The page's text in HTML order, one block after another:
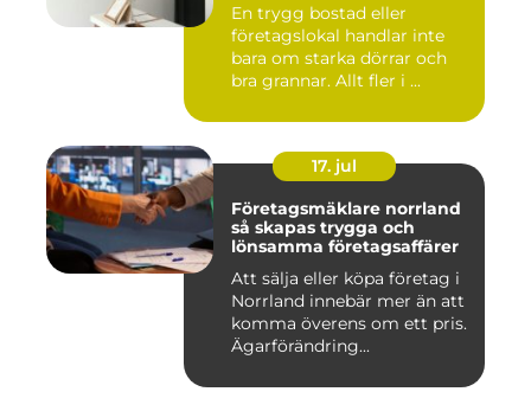
En trygg bostad eller
företagslokal handlar inte
bara om starka dörrar och
bra grannar. Allt fler i ...
17. jul
Företagsmäklare norrland
så skapas trygga och
lönsamma företagsaffärer
Att sälja eller köpa företag i
Norrland innebär mer än att
komma överens om ett pris.
Ägarförändring...